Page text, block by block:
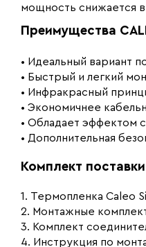
мощность снижается в
Преимущества
• Идеальный вариант
• Быстрый и легкий
• Инфракрасный
• Экономичнее
• Обладает эффектом
• Дополнительная
Комплект поставки
1. Термопленка Caleo
2. Монтажные
3. Комплект
4. Инструкция по